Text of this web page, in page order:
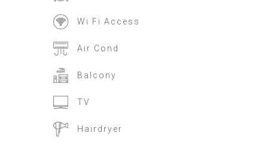
Wi Fi Access
Air Cond
Balcony
TV
Hairdryer